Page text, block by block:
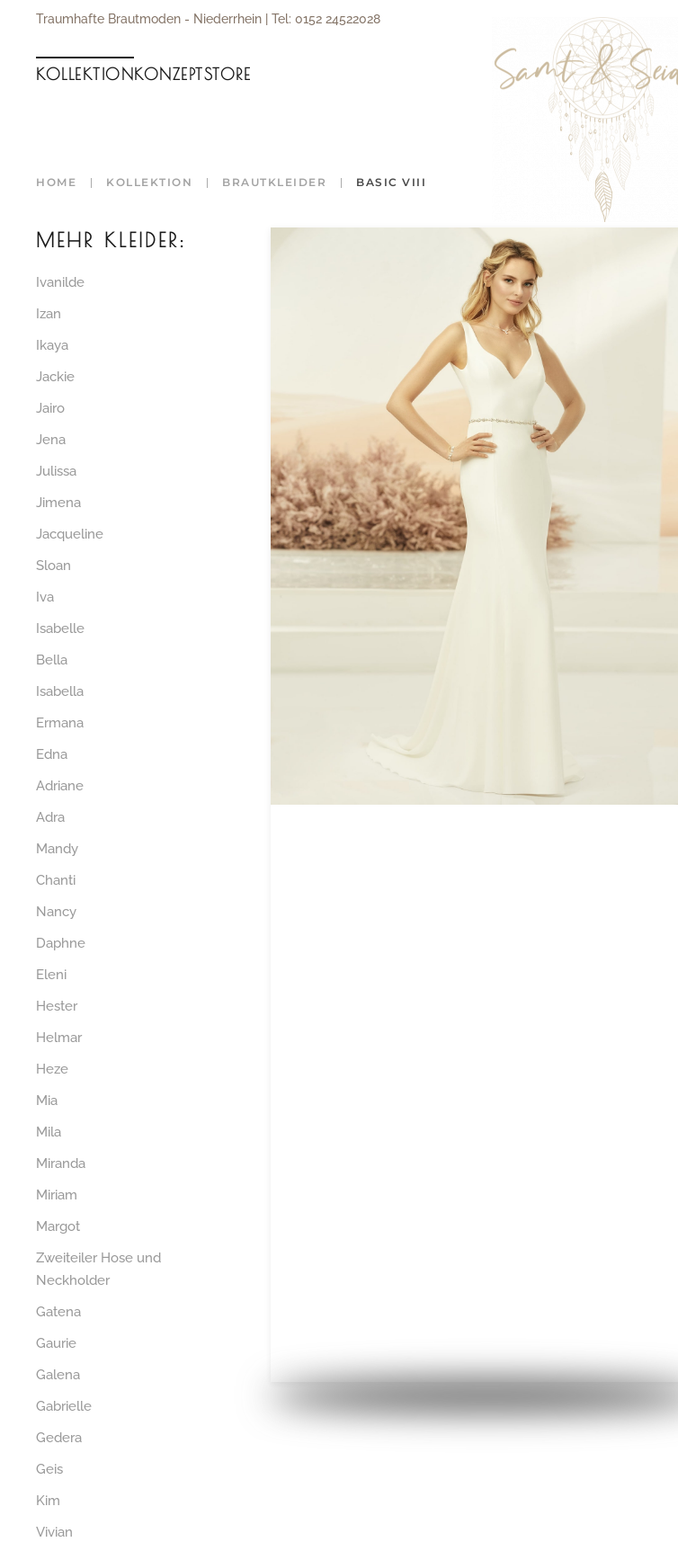
Traumhafte Brautmoden - Niederrhein | Tel: 0152 24522028
KOLLEKTIONKONZEPTSTORE
HOME KOLLEKTION BRAUTKLEIDER BASIC VIII
MEHR KLEIDER:
Ivanilde
Izan
Ikaya
Jackie
Jairo
Jena
Julissa
Jimena
Jacqueline
Sloan
Iva
Isabelle
Bella
Isabella
Ermana
Edna
Adriane
Adra
Mandy
Chanti
Nancy
Daphne
Eleni
Hester
Helmar
Heze
Mia
Mila
Miranda
Miriam
Margot
Zweiteiler Hose und
Neckholder
Gatena
Gaurie
Galena
Gabrielle
Gedera
Geis
Kim
Vivian